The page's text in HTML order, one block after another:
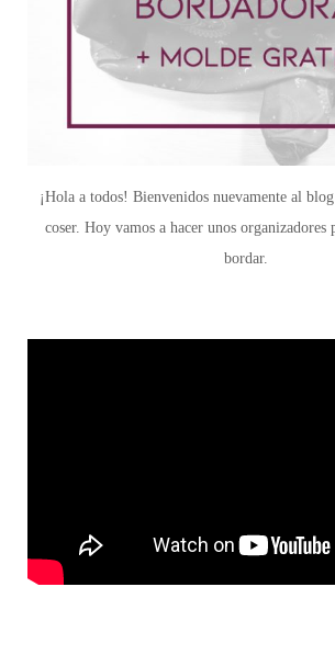
¡Hola a todos! Bienvenidos nuevamente al
coser. Hoy vamos a hacer unos organizadores
bordar.